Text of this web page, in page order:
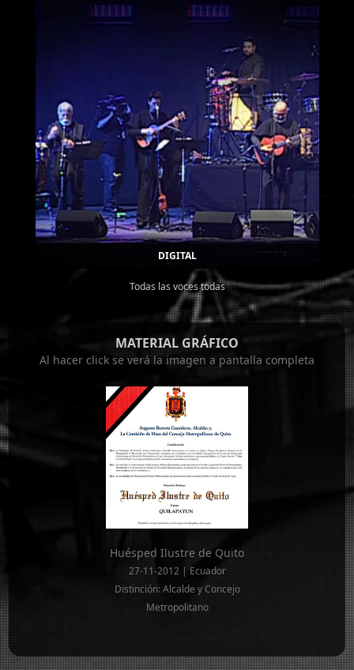
DIGITAL
Todas las voces todas
MATERIAL GRÁFICO
Al hacer click se verá la imagen a pantalla completa
Huésped Ilustre de Quito
27-11-2012 | Ecuador
Distinción: Alcalde y Concejo
Metropolitano